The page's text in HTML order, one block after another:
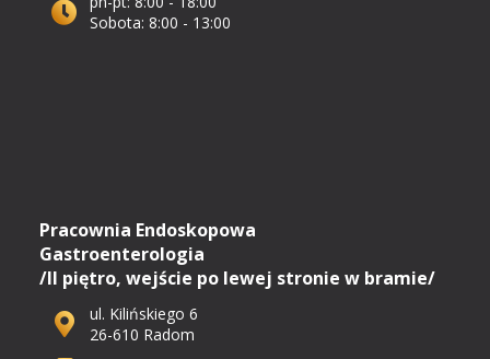
Sobota: 8:00 - 13:00
Pracownia Endoskopowa
Gastroenterologia
/II piętro, wejście po lewej stronie w bramie/
ul. Kilińskiego 6
26-610 Radom